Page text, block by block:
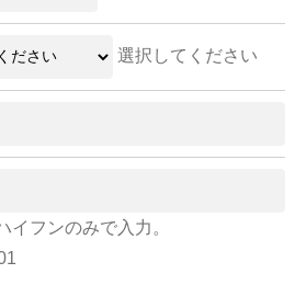
選択してください
イフンのみで入力。